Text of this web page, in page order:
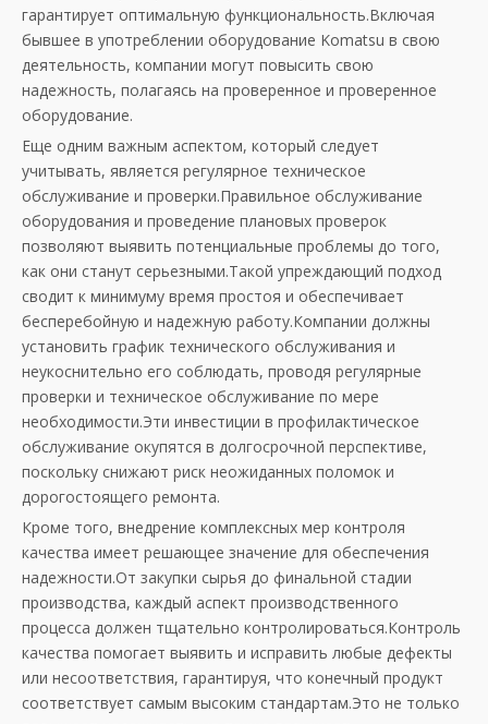
гарантирует оптимальную функциональность.Включая
бывшее в употреблении оборудование Komatsu в свою
деятельность, компании могут повысить свою
надежность, полагаясь на проверенное и проверенное
оборудование.
Еще одним важным аспектом, который следует
учитывать, является регулярное техническое
обслуживание и проверки.Правильное обслуживание
оборудования и проведение плановых проверок
позволяют выявить потенциальные проблемы до того,
как они станут серьезными.Такой упреждающий подход
сводит к минимуму время простоя и обеспечивает
бесперебойную и надежную работу.Компании должны
установить график технического обслуживания и
неукоснительно его соблюдать, проводя регулярные
проверки и техническое обслуживание по мере
необходимости.Эти инвестиции в профилактическое
обслуживание окупятся в долгосрочной перспективе,
поскольку снижают риск неожиданных поломок и
дорогостоящего ремонта.
Кроме того, внедрение комплексных мер контроля
качества имеет решающее значение для обеспечения
надежности.От закупки сырья до финальной стадии
производства, каждый аспект производственного
процесса должен тщательно контролироваться.Контроль
качества помогает выявить и исправить любые дефекты
или несоответствия, гарантируя, что конечный продукт
соответствует самым высоким стандартам.Это не только